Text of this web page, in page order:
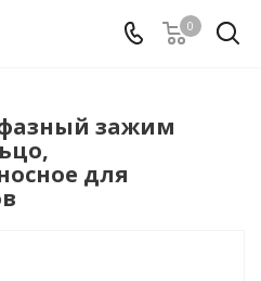
0
зажим
для